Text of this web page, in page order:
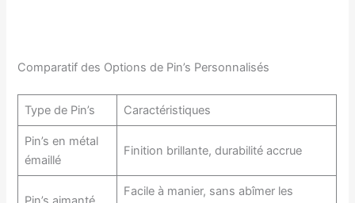
Comparatif des Options de Pin’s Personnalisés
Type de Pin’s Caractéristiques
Pin’s en métal
émaillé
Finition brillante, durabilité accrue
Facile à manier, sans abîmer les